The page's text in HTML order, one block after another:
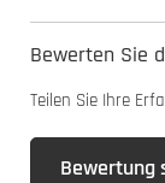
Bewerten Sie
Teilen Sie Ihre
Bewertung